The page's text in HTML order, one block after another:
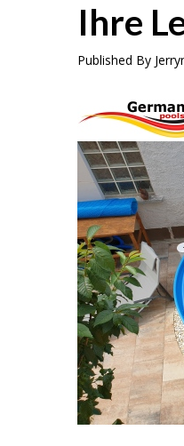
Ihre
Published By